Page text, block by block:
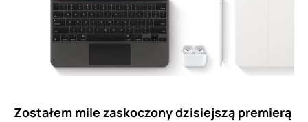
Zostałem mile zaskoczony dzisiejszą premierą